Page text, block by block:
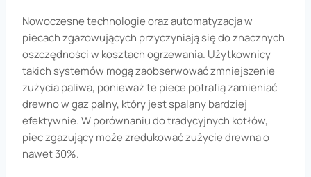
Nowoczesne technologie oraz automatyzacja w
piecach zgazowujących przyczyniają się do znacznych
oszczędności w kosztach ogrzewania. Użytkownicy
takich systemów mogą zaobserwować zmniejszenie
zużycia paliwa, ponieważ te piece potrafią zamieniać
drewno w gaz palny, który jest spalany bardziej
efektywnie. W porównaniu do tradycyjnych kotłów,
piec zgazujący może zredukować zużycie drewna o
nawet 30%.